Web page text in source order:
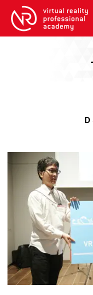
VRアカデミーとは
【2026年10月】ARエ
【2026年10月】XRプ
《リスキリング補助金コ
リスキリング補助金
《SDGs》
U-15メタバースプロ
入学案内
受講生紹介